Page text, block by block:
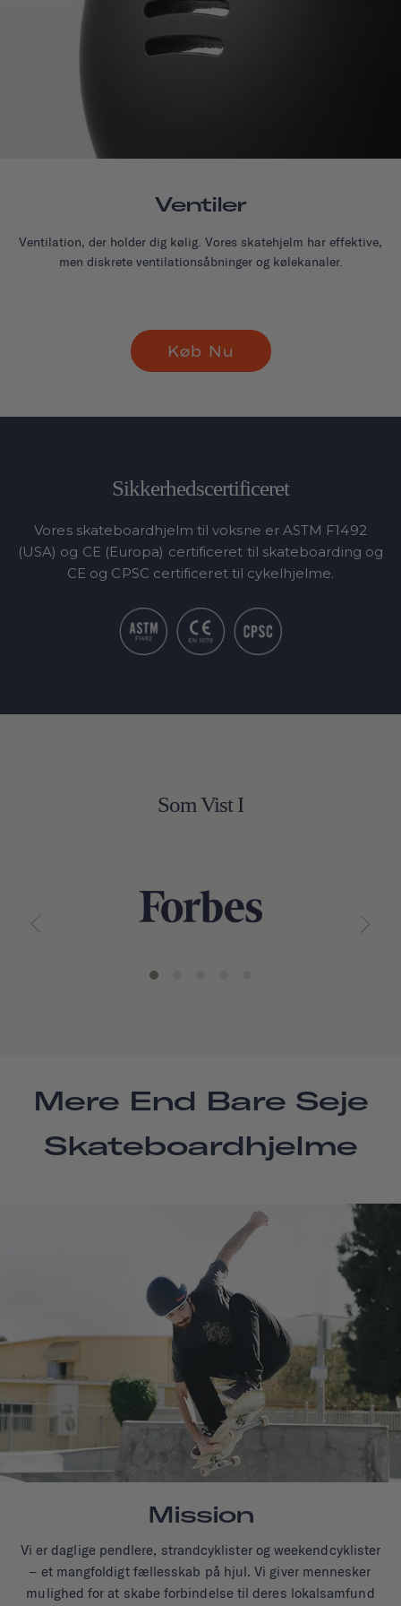
Ventiler
Ventilation, der holder dig kølig. Vores skatehjelm har effektive,
men diskrete ventilationsåbninger og kølekanaler.
Køb Nu
Sikkerhedscertificeret
Vores skateboardhjelm til voksne er ASTM F1492
(USA) og CE (Europa) certificeret til skateboarding og
CE og CPSC certificeret til cykelhjelme.
Som Vist I
Mere End Bare Seje
Skateboardhjelme
Mission
Vi er daglige pendlere, strandcyklister og weekendcyklister
– et mangfoldigt fællesskab på hjul. Vi giver mennesker
mulighed for at skabe forbindelse til deres lokalsamfund